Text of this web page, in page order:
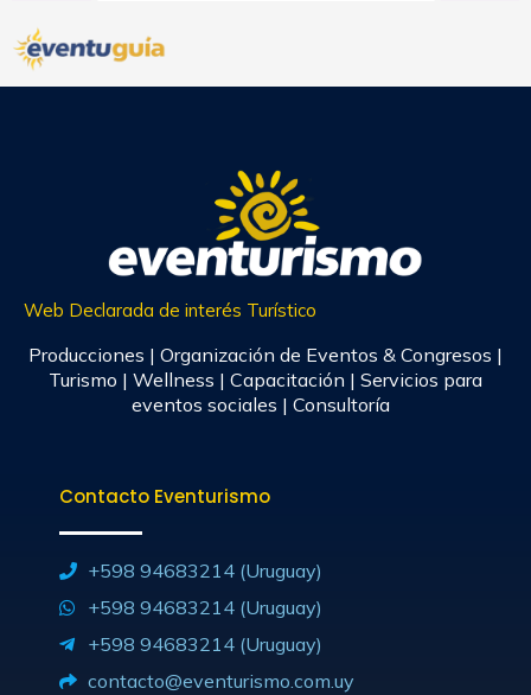
Web Declarada de interés Turístico
Producciones | Organización de Eventos & Congresos |
Turismo | Wellness | Capacitación | Servicios para
eventos sociales | Consultoría
Contacto Eventurismo
+598 94683214 (Uruguay)
+598 94683214 (Uruguay)
+598 94683214 (Uruguay)
contacto@eventurismo.com.uy